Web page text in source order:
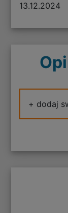
13.12.2024
+ dodaj